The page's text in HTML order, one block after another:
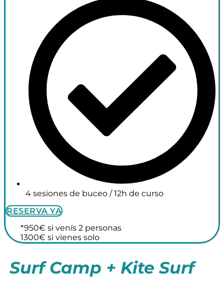
4 sesiones de buceo / 12h de curso
RESERVA YA
*950€ si venís 2 personas
1300€ si vienes solo
Surf Camp + Kite Surf